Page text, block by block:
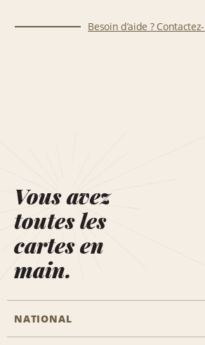
Besoin d’aide ?
Vous avez
toutes les
cartes en
main.
NATIONAL